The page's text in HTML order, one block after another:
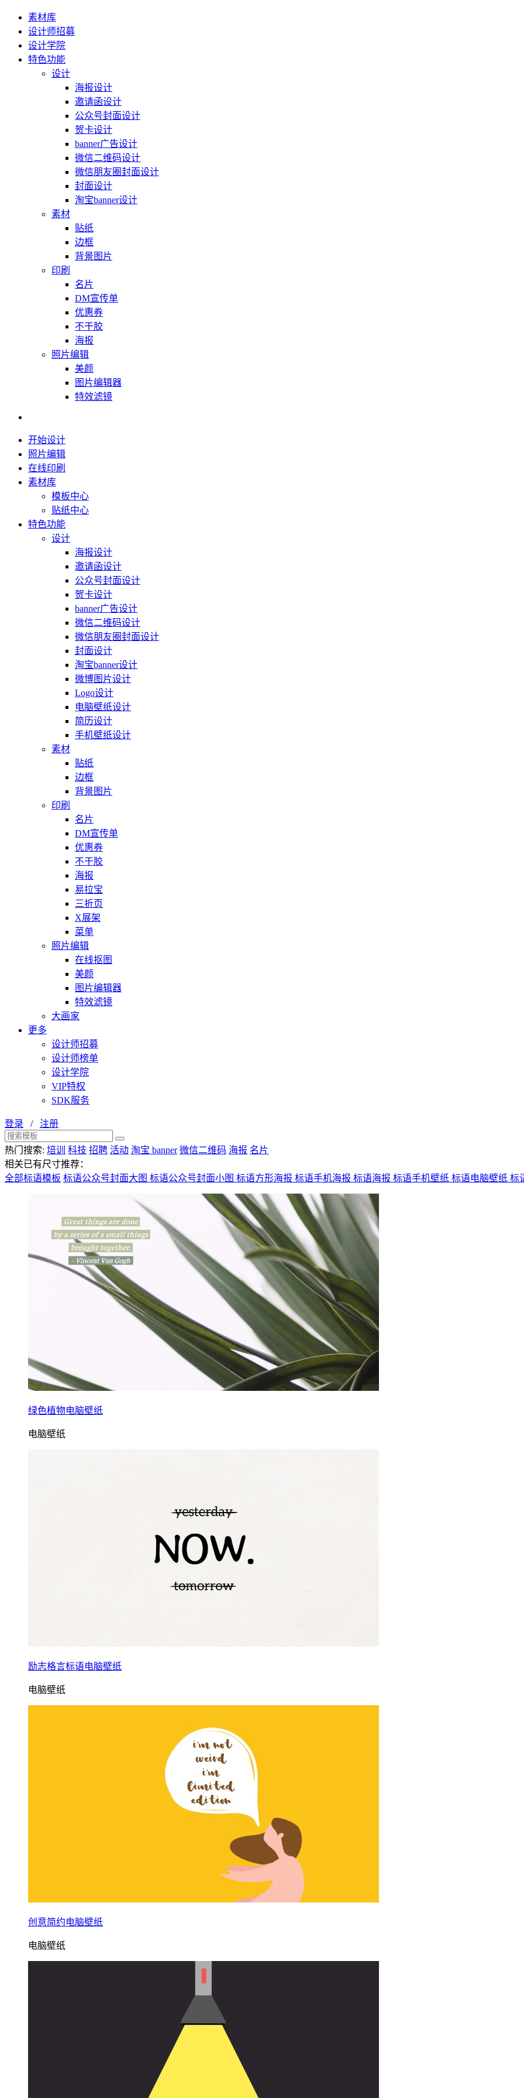
素材库
设计师招募
设计学院
特色功能
设计
海报设计
邀请函设计
公众号封面设计
贺卡设计
banner广告设计
微信二维码设计
微信朋友圈封面设计
封面设计
淘宝banner设计
素材
贴纸
边框
背景图片
印刷
名片
DM宣传单
优惠券
不干胶
海报
照片编辑
美颜
图片编辑器
特效滤镜
开始设计
照片编辑
在线印刷
素材库
模板中心
贴纸中心
特色功能
设计
海报设计
邀请函设计
公众号封面设计
贺卡设计
banner广告设计
微信二维码设计
微信朋友圈封面设计
封面设计
淘宝banner设计
微博图片设计
Logo设计
电脑壁纸设计
简历设计
手机壁纸设计
素材
贴纸
边框
背景图片
印刷
名片
DM宣传单
优惠券
不干胶
海报
易拉宝
三折页
X展架
菜单
照片编辑
在线抠图
美颜
图片编辑器
特效滤镜
大画家
更多
设计师招募
设计师榜单
设计学院
VIP特权
SDK服务
登录 / 注册
热门搜索: 培训 科技 招聘 活动 淘宝 banner 微信二维码 海报 名片
相关已有尺寸推荐：
全部标语模板 标语公众号封面大图 标语公众号封面小图 标语方形海报 标语手机海报 标语海报 标语手机壁纸 标语电脑壁纸 标
绿色植物电脑壁纸
电脑壁纸
励志格言标语电脑壁纸
电脑壁纸
创意简约电脑壁纸
电脑壁纸